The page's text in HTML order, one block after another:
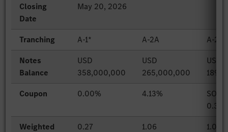
Closing
Date
May 20, 2026
Tranching A-1* A-2A
A-2B
Notes
Balance
USD
358,000,000
USD
265,000,000
USD
Coupon
0.00% 4.13%
Weighted
0.27 1.06 1.06